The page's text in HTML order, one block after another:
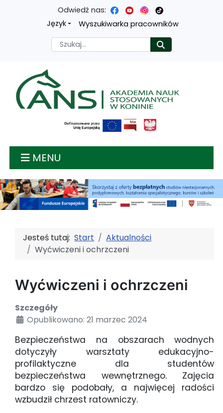
Przejdź
treści
głównej
Przejdź
menu
nawigacyjnego
Przejdź
wyszukiwarki
Przejdź
mapy
strony
Odwiedź nas:
Język
Wyszukiwarka pracowników
Szukaj
Akademia nauk
MENU
Jesteś tutaj:Start
Aktualności
Wyćwiczeni i ochrzczeni
Wyćwiczeni i ochrzczeni
Szczegóły
Opublikowano: 21 marzec 2024
Bezpieczeństwa na obszarach wodnych
dotyczyły warsztaty edukacyjno-
profilaktyczne dla studentów
bezpieczeństwa wewnętrznego. Zajęcia
bardzo się podobały, a najwięcej radości
wzbudził chrzest ratowniczy.